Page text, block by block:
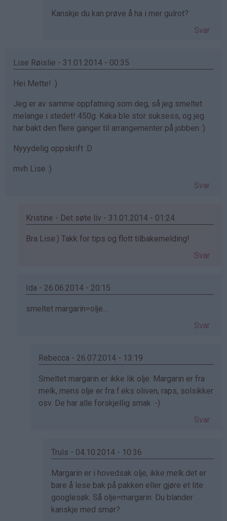
Som
CL
bekreftet)
Kanskje du kan prøve å ha i mer gulrot?
Svar
Lise Røislie - 31.01.2014 - 00:35
Hei Mette! :)
Jeg er av samme oppfatning som deg, så jeg smeltet
melange i stedet! 450g. Kaka ble stor suksess, og jeg
har bakt den flere ganger til arrangementer på jobben :)
Nyyydelig oppskrift :D
mvh Lise :)
Svar
Kristine - Det søte liv - 31.01.2014 - 01:24
Som
Lise
(ikke
Bra Lise:) Takk for tips og flott tilbakemelding!
Svar
Ida - 26.06.2014 - 20:15
Som
Lise
(ikke
bekreftet)
smeltet margarin=olje...
Svar
Rebecca - 26.07.2014 - 13:19
Som
svar
på
bekreftet)
Smeltet margarin er ikke lik olje. Margarin er fra
melk, mens olje er fra f.eks oliven, raps, solsikker
osv. De har alle forskjellig smak :-)
Svar
Truls - 04.10.2014 - 10:36
Som
svar
på
av
Margarin er i hovedsak olje, ikke melk.det er
bare å lese bak på pakken eller gjøre et lite
googlesøk. Så olje=margarin. Du blander
kanskje med smør?